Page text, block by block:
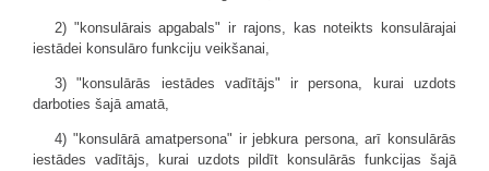
2) "konsulārais apgabals" ir rajons, kas noteikts konsulārajai
iestādei konsulāro funkciju veikšanai,
3) "konsulārās iestādes vadītājs" ir persona, kurai uzdots
darboties šajā amatā,
4) "konsulārā amatpersona" ir jebkura persona, arī konsulārās
iestādes vadītājs, kurai uzdots pildīt konsulārās funkcijas šajā